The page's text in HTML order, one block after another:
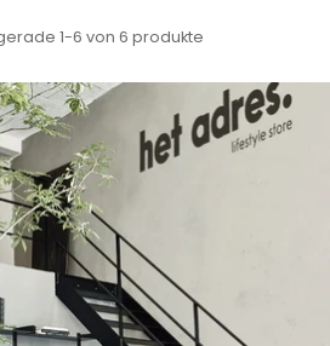
1-6 von 6 produkte